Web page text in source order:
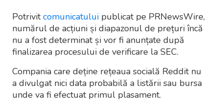
Potrivitcomunicatului publicat pe PRNewsWire,
numărul de acțiuni și diapazonul de prețuri încă
nu a fost determinat și vor fi anunțate după
finalizarea procesului de verificare la SEC.
Compania care deține rețeaua socială Reddit nu
a divulgat nici data probabilă a listării sau bursa
unde va fi efectuat primul plasament.